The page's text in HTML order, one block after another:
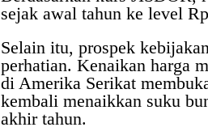
sejak awal tahun ke level
Selain itu, prospek
perhatian. Kenaikan harga
di Amerika Serikat
kembali menaikkan suku
akhir tahun.